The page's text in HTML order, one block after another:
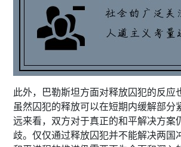
此外，巴勒斯坦方面对释放囚犯的反应
虽然囚犯的释放可以在短期内缓解部分
远来看，双方对于真正的和平解决方案
歧。仅仅通过释放囚犯并不能解决两国